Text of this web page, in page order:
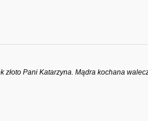
złoto Pani Katarzyna. Mądra kochana